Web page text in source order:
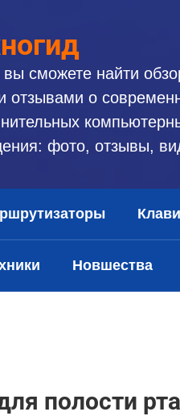
вы сможете найти
отзывами о
фото, отзывы,
Новшества
полости рта